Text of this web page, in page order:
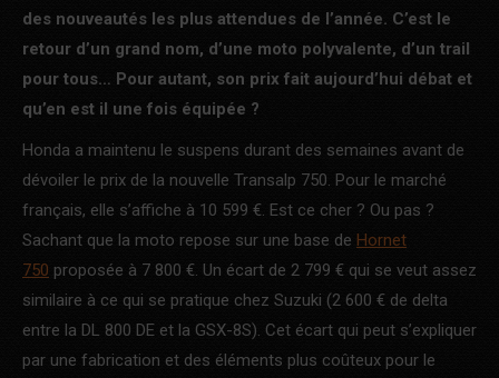
des nouveautés les plus attendues de l’année. C’est le
retour d’un grand nom, d’une moto polyvalente, d’un trail
pour tous… Pour autant, son prix fait aujourd’hui débat et
qu’en est il une fois équipée ?
Honda a maintenu le suspens durant des semaines avant de
dévoiler le prix de la nouvelle Transalp 750. Pour le marché
français, elle s’affiche à 10 599 €. Est ce cher ? Ou pas ?
Sachant que la moto repose sur une base de Hornet
750 proposée à 7 800 €. Un écart de 2 799 € qui se veut assez
similaire à ce qui se pratique chez Suzuki (2 600 € de delta
entre la DL 800 DE et la GSX-8S). Cet écart qui peut s’expliquer
par une fabrication et des éléments plus coûteux pour le